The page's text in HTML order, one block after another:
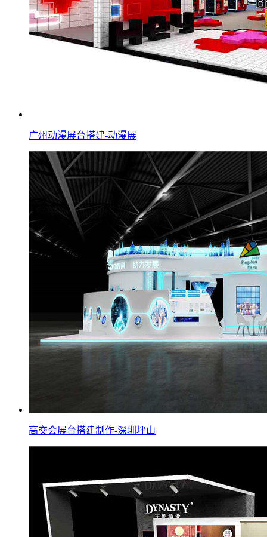
广州动漫展台搭建-动漫展
高交会展台搭建制作-深圳坪山